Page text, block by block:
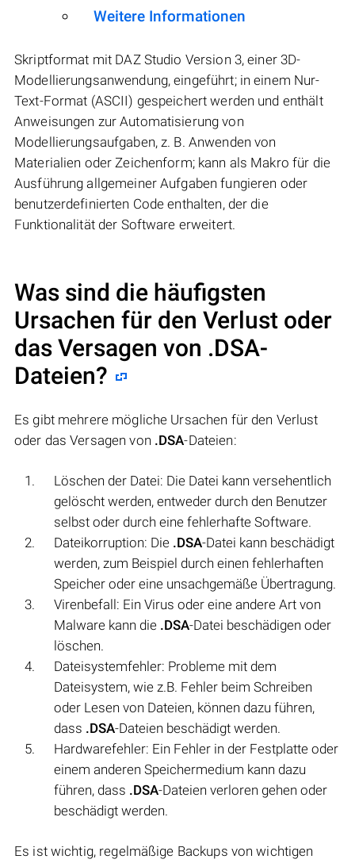
Weitere Informationen
Skriptformat mit DAZ Studio Version 3, einer 3D-
Modellierungsanwendung, eingeführt; in einem Nur-
Text-Format (ASCII) gespeichert werden und enthält
Anweisungen zur Automatisierung von
Modellierungsaufgaben, z. B. Anwenden von
Materialien oder Zeichenform; kann als Makro für die
Ausführung allgemeiner Aufgaben fungieren oder
benutzerdefinierten Code enthalten, der die
Funktionalität der Software erweitert.
Was sind die häufigsten
Ursachen für den Verlust oder
das Versagen von .DSA-
Dateien?
Es gibt mehrere mögliche Ursachen für den Verlust
oder das Versagen von .DSA-Dateien:
Löschen der Datei: Die Datei kann versehentlich
gelöscht werden, entweder durch den Benutzer
selbst oder durch eine fehlerhafte Software.
Dateikorruption: Die .DSA-Datei kann beschädigt
werden, zum Beispiel durch einen fehlerhaften
Speicher oder eine unsachgemäße Übertragung.
Virenbefall: Ein Virus oder eine andere Art von
Malware kann die .DSA-Datei beschädigen oder
löschen.
Dateisystemfehler: Probleme mit dem
Dateisystem, wie z.B. Fehler beim Schreiben
oder Lesen von Dateien, können dazu führen,
dass .DSA-Dateien beschädigt werden.
Hardwarefehler: Ein Fehler in der Festplatte oder
einem anderen Speichermedium kann dazu
führen, dass .DSA-Dateien verloren gehen oder
beschädigt werden.
Es ist wichtig, regelmäßige Backups von wichtigen